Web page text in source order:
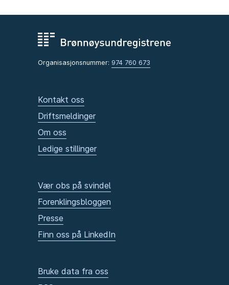
Organisasjonsnummer: 974 760 673
Kontakt oss
Driftsmeldinger
Om oss
Ledige stillinger
Vær obs på svindel
Forenklingsbloggen
Presse
Finn oss på LinkedIn
Bruke data fra oss